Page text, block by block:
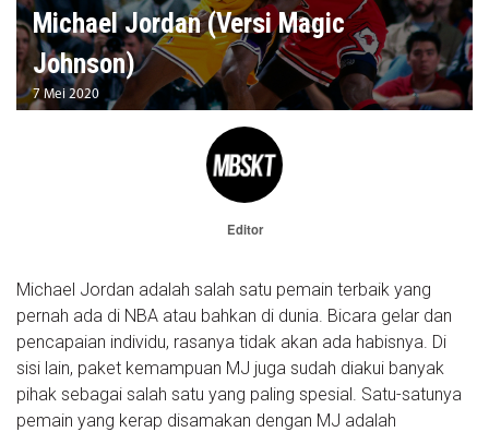
Michael Jordan (Versi Magic
Johnson)
7 Mei 2020
Editor
Michael Jordan adalah salah satu pemain terbaik yang
pernah ada di NBA atau bahkan di dunia. Bicara gelar dan
pencapaian individu, rasanya tidak akan ada habisnya. Di
sisi lain, paket kemampuan MJ juga sudah diakui banyak
pihak sebagai salah satu yang paling spesial. Satu-satunya
pemain yang kerap disamakan dengan MJ adalah